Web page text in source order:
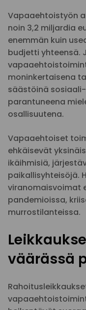
Vapaaehtoistyön
noin 3,2 miljardia
enemmän kuin
budjetti yhteensä.
moninkertaisena
säästöinä
parantuneena
osallisuutena.
Vapaaehtoiset
ehkäisevät
ikäihmisiä,
paikallisyhteisöjä.
viranomaisvoimat
pandemioissa,
murrostilanteissa.
väärässä